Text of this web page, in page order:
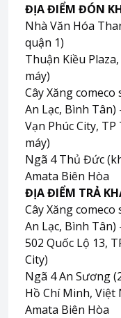
ĐỊA ĐIỂM ĐÓN
Nhà Văn Hóa
quận 1)
Thuận Kiều
máy)
Cây Xăng
An Lạc, Bình
Vạn Phúc City,
máy)
Ngã 4 Thủ Đức
Amata Biên Hòa
ĐỊA ĐIỂM TRẢ
Cây Xăng
An Lạc, Bình
502 Quốc Lộ 13,
City)
Ngã 4 An Sương
Hồ Chí Minh, Việt
Amata Biên Hòa